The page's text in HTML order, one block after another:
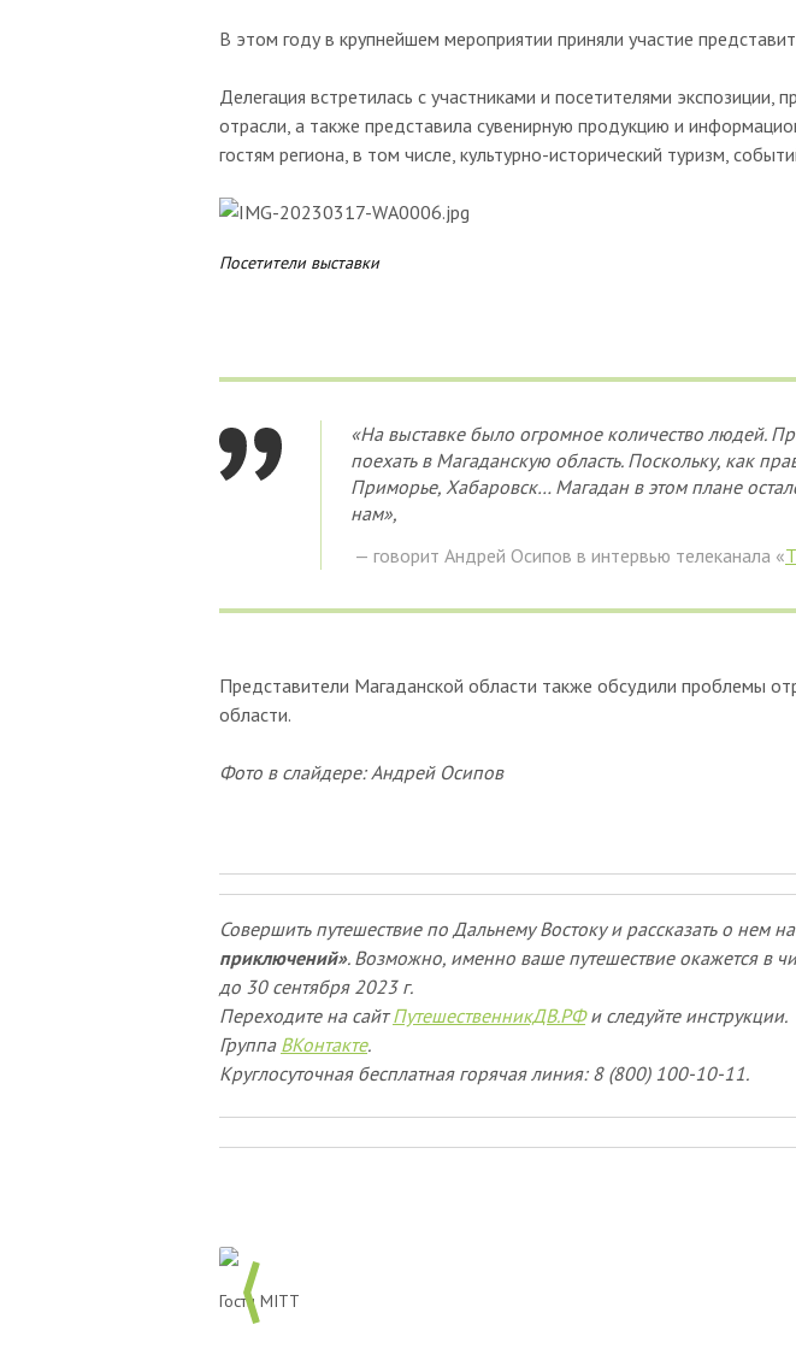
В этом году в крупнейшем мероприятии приняли участие
Делегация встретилась с участниками и посетителями экспозиции,
отрасли, а также представила сувенирную продукцию и
гостям региона, в том числе, культурно-исторический туризм,
Посетители выставки
«На выставке было огромное количество людей.
поехать в Магаданскую область. Поскольку, как
Приморье, Хабаровск… Магадан в этом плане
нам»,
— говорит Андрей Осипов в интервью телеканала «
Представители Магаданской области также обсудили проблемы
области.
Фото в слайдере: Андрей Осипов
Совершить путешествие по Дальнему Востоку и рассказать о нем
приключений». Возможно, именно ваше путешествие окажется в
до 30 сентября 2023 г.
Переходите на сайтПутешественникДВ.РФи следуйте инструкции.
Группа ВКонтакте.
Круглосуточная бесплатная горячая линия: 8 (800) 100-10-11.
Гости MITT